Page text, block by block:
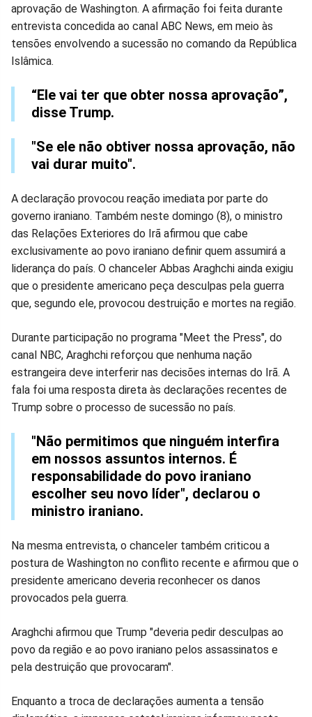
FacebookWhatsappTwitterMessengerTelegramGettr
aprovação de Washington. A afirmação foi feita durante
entrevista concedida ao canal ABC News, em meio às
tensões envolvendo a sucessão no comando da República
Islâmica.
“Ele vai ter que obter nossa aprovação”,
disse Trump.
"Se ele não obtiver nossa aprovação, não
vai durar muito".
A declaração provocou reação imediata por parte do
governo iraniano. Também neste domingo (8), o ministro
das Relações Exteriores do Irã afirmou que cabe
exclusivamente ao povo iraniano definir quem assumirá a
liderança do país. O chanceler Abbas Araghchi ainda exigiu
que o presidente americano peça desculpas pela guerra
que, segundo ele, provocou destruição e mortes na região.
Durante participação no programa "Meet the Press", do
canal NBC, Araghchi reforçou que nenhuma nação
estrangeira deve interferir nas decisões internas do Irã. A
fala foi uma resposta direta às declarações recentes de
Trump sobre o processo de sucessão no país.
"Não permitimos que ninguém interfira
em nossos assuntos internos. É
responsabilidade do povo iraniano
escolher seu novo líder", declarou o
ministro iraniano.
Na mesma entrevista, o chanceler também criticou a
postura de Washington no conflito recente e afirmou que o
presidente americano deveria reconhecer os danos
provocados pela guerra.
Araghchi afirmou que Trump "deveria pedir desculpas ao
povo da região e ao povo iraniano pelos assassinatos e
pela destruição que provocaram".
Enquanto a troca de declarações aumenta a tensão